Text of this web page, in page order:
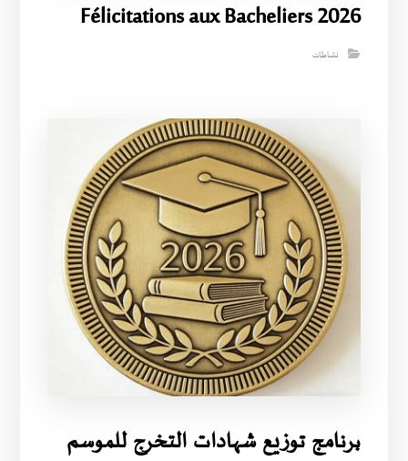
Félicitations aux Bacheliers 2026
نشاطات
برنامج توزيع شهادات التخرج للموسم